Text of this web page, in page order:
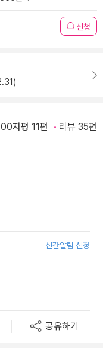
신청
자평 11편 리뷰 35편
신간알림 신청
공유하기